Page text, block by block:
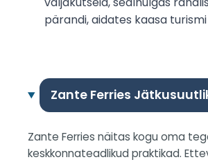
pärandi, aidates kaasa
Zante Ferries
Zante Ferries näitas kogu oma
keskkonnateadlikud praktikad.